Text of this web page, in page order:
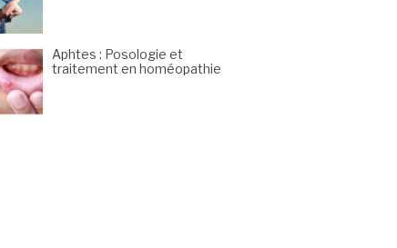
Aphtes : Posologie et
traitement en homéopathie